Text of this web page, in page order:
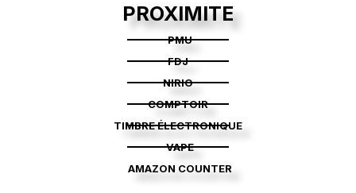
PROXIMITE
PMU
FDJ
NIRIO
COMPTOIR
TIMBRE ÉLECTRONIQUE
VAPE
AMAZON COUNTER